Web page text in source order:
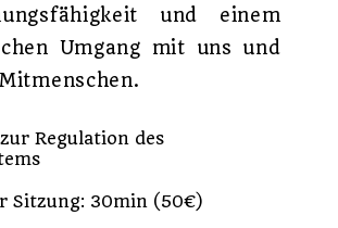
und einem
Umgang mit uns und
Regulation des
Sitzung: 30min (50€)